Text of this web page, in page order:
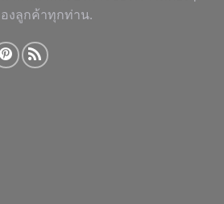
งลูกค้าทุกท่าน.